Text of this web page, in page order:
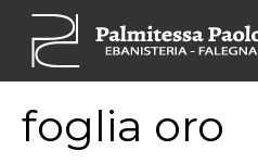
foglia oro